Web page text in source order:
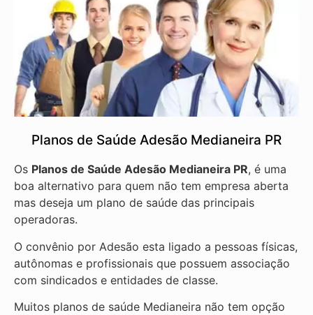
Planos de Saúde Adesão Medianeira PR
Os Planos de Saúde Adesão Medianeira PR, é uma
boa alternativo para quem não tem empresa aberta
mas deseja um plano de saúde das principais
operadoras.
O convênio por Adesão esta ligado a pessoas físicas,
autônomas e profissionais que possuem associação
com sindicados e entidades de classe.
Muitos planos de saúde Medianeira não tem opção